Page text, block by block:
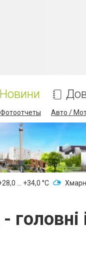
Новини
Фотоотчеты Авто /
... +34,0 °С